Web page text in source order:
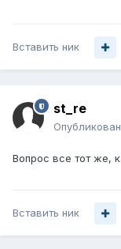
Вставить ник
st_re
Вопрос все тот же,
Вставить ник